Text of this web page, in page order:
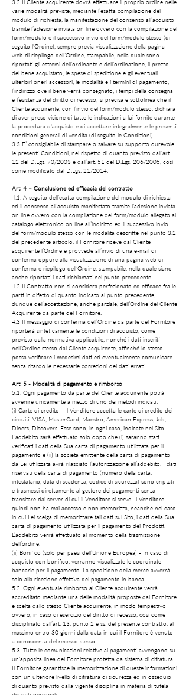
3.2 Il Cliente acquirente dovrà effettuare il proprio ordine nelle
varie modalità previste, mediante l’esatta compilazione del
modulo di richiesta, la manifestazione del consenso all’acquisto
tramite l’adesione inviata on line ovvero con la compilazione del
form/modulo e il successivo invio del form/modulo stesso (di
seguito l'Ordine), sempre previa visualizzazione della pagina
web di riepilogo dell’Ordine, stampabile, nella quale sono
riportati gli estremi dell’ordinante e dell’ordinazione, il prezzo
del bene acquistato, le spese di spedizione e gli eventuali
ulteriori oneri accessori, le modalità e i termini di pagamento,
l’indirizzo ove il bene verrà consegnato, i tempi della consegna
e l’esistenza del diritto di recesso; si precisa e sottolinea che il
Cliente acquirente, con l’invio del form/modulo stesso, dichiara
di aver preso visione di tutte le indicazioni a lui fornite durante
la procedura d'acquisto e di accettare integralmente le presenti
condizioni generali di vendita (di seguito le Condizioni) .
3.3 E’ consigliabile di stampare o salvare su supporto durevole
le presenti Condizioni, nel rispetto di quanto previsto dall'art.
12 del D.Lgs. 70/2003 e dall’art. 51 del D.Lgs. 206/2005, così
come modificato dal D.Lgs. 21/2014.
Art. 4 – Conclusione ed efficacia del contratto
4.1. A seguito dell’esatta compilazione del modulo di richiesta
ed il consenso all’acquisto manifestato tramite l’adesione inviata
on line ovvero con la compilazione del form/modulo allegato al
catalogo elettronico on line all’indirizzo ed il successivo invio
del form/modulo stesso con le modalità descritte nel punto 3.2
del precedente articolo, il Fornitore riceve dal Cliente
acquirente l’Ordine e provvede all’invio di una e-mail di
conferma oppure alla visualizzazione di una pagina web di
conferma e riepilogo dell’Ordine, stampabile, nella quale siano
anche riportati i dati richiamati nel punto precedente.
4.2 Il Contratto non si considera perfezionato ed efficace fra le
parti in difetto di quanto indicato al punto precedente,
dunque dell’accettazione, anche parziale, dell’Ordine del Cliente
Acquirente da parte del Fornitore.
4.3 Il messaggio di conferma dell’Ordine da parte del Fornitore
riporterà sinteticamente le condizioni di acquisto, come
previsto dalla normativa applicabile, nonché i dati inseriti
nell'Ordine stesso dal Cliente acquirente, affinché lo stesso
possa verificare i medesimi dati ed eventualmente comunicare
senza ritardo le necessarie correzioni dei dati errati.
Art. 5 - Modalità di pagamento e rimborso
5.1. Ogni pagamento da parte del Cliente acquirente potrà
avvenire unicamente a mezzo di uno dei metodi indicati:
(i) Carte di credito - Il Venditore accetta le carte di credito dei
circuiti: VISA, MasterCard, Maestro, American Express, Jcb,
Diners, Discovers. Esse sono, in ogni caso, indicate nel Sito.
L’addebito sarà effettuato solo dopo che (i) saranno stati
verificati i dati della Sua carta di pagamento utilizzata per il
pagamento e (ii) la società emittente della carta di pagamento
da Lei utilizzata avrà rilasciato l’autorizzazione all’addebito. I dati
riservati della carta di pagamento (numero della carta,
intestatario, data di scadenza, codice di sicurezza) sono criptati
e trasmessi direttamente al gestore dei pagamenti senza
transitare dai server di cui il Venditore si serve. Il Venditore
quindi non ha mai accesso e non memorizza, neanche nel caso
in cui Lei scelga di memorizzare tali dati sul Sito, i dati della Sua
carta di pagamento utilizzata per il pagamento dei Prodotti.
L’addebito verrà effettuato al momento della trasmissione
dell’ordine.
(ii) Bonifico (solo per paesi dell’Unione Europea) - In caso di
acquisto con bonifico, verranno visualizzate le coordinate
bancarie per il pagamento. La spedizione della merce avverrà
solo alla ricezione effettiva del pagamento in banca.
5.2. Ogni eventuale rimborso al Cliente acquirente verrà
accreditato mediante una delle modalità proposte dal Fornitore
e scelta dallo stesso Cliente acquirente, in modo tempestivo
ovvero, in caso di esercizio del diritto di recesso, così come
disciplinato dall’art. 13, punto 2 e ss. del presente contratto, al
massimo entro 30 giorni dalla data in cui il Fornitore è venuto
a conoscenza del recesso stesso.
5.3. Tutte le comunicazioni relative ai pagamenti avvengono su
un’apposita linea del Fornitore protetta da sistema di cifratura.
Il Fornitore garantisce la memorizzazione di queste informazioni
con un ulteriore livello di cifratura di sicurezza ed in ossequio
di quanto previsto dalla vigente disciplina in materia di tutela